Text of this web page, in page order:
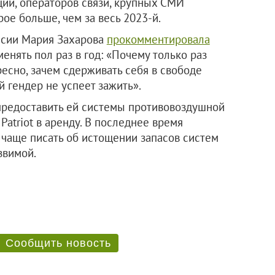
больше, чем за весь 2023-й.
Мария Захарова прокомментировала
пол раз в год: «Почему только раз
зачем сдерживать себя в свободе
не успеет зажить».
ей системы противовоздушной
в аренду. В последнее время
писать об истощении запасов систем
Сообщить новость